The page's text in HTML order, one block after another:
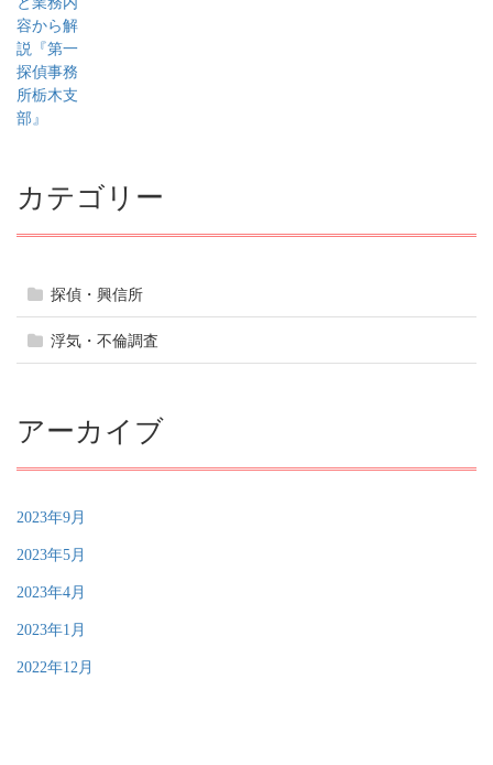
カテゴリー
探偵・興信所
浮気・不倫調査
アーカイブ
2023年9月
2023年5月
2023年4月
2023年1月
2022年12月